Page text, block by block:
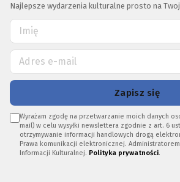
Najlepsze wydarzenia kulturalne prosto na
Zapisz się
Wyrażam zgodę na przetwarzanie moich danych
mail) w celu wysyłki newslettera zgodnie z art. 6
otrzymywanie informacji handlowych drogą
Prawa komunikacji elektronicznej.
Informacji Kulturalnej. Polityka prywatności.